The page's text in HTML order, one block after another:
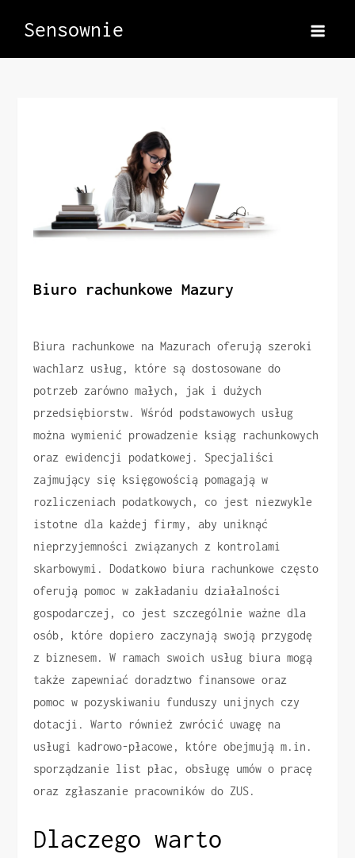
Sensownie
Biuro rachunkowe Mazury
Biura rachunkowe na Mazurach oferują szeroki
wachlarz usług, które są dostosowane do
potrzeb zarówno małych, jak i dużych
przedsiębiorstw. Wśród podstawowych usług
można wymienić prowadzenie ksiąg rachunkowych
oraz ewidencji podatkowej. Specjaliści
zajmujący się księgowością pomagają w
rozliczeniach podatkowych, co jest niezwykle
istotne dla każdej firmy, aby uniknąć
nieprzyjemności związanych z kontrolami
skarbowymi. Dodatkowo biura rachunkowe często
oferują pomoc w zakładaniu działalności
gospodarczej, co jest szczególnie ważne dla
osób, które dopiero zaczynają swoją przygodę
z biznesem. W ramach swoich usług biura mogą
także zapewniać doradztwo finansowe oraz
pomoc w pozyskiwaniu funduszy unijnych czy
dotacji. Warto również zwrócić uwagę na
usługi kadrowo-płacowe, które obejmują m.in.
sporządzanie list płac, obsługę umów o pracę
oraz zgłaszanie pracowników do ZUS.
Dlaczego warto